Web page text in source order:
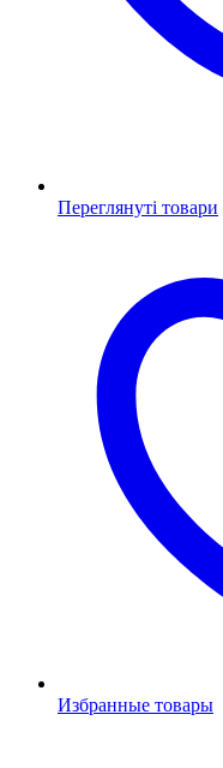
Переглянуті товари
Избранные товары